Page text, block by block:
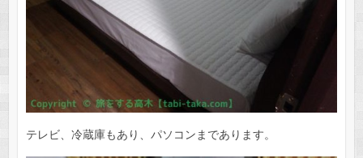
テレビ、冷蔵庫もあり、パソコンまであります。